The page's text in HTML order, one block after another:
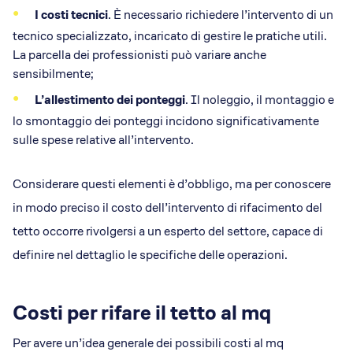
I costi tecnici. È necessario richiedere l’intervento di un
tecnico specializzato, incaricato di gestire le pratiche utili.
La parcella dei professionisti può variare anche
sensibilmente;
L’allestimento dei ponteggi. Il noleggio, il montaggio e
lo smontaggio dei ponteggi incidono significativamente
sulle spese relative all’intervento.
Considerare questi elementi è d’obbligo, ma per conoscere
in modo preciso il costo dell’intervento di rifacimento del
tetto occorre rivolgersi a un esperto del settore, capace di
definire nel dettaglio le specifiche delle operazioni.
Costi per rifare il tetto al mq
Per avere un’idea generale dei possibili costi al mq